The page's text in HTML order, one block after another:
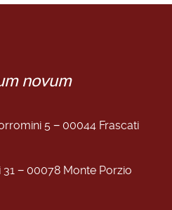
novum
5 − 00044 Frascati
31 − 00078 Monte Porzio